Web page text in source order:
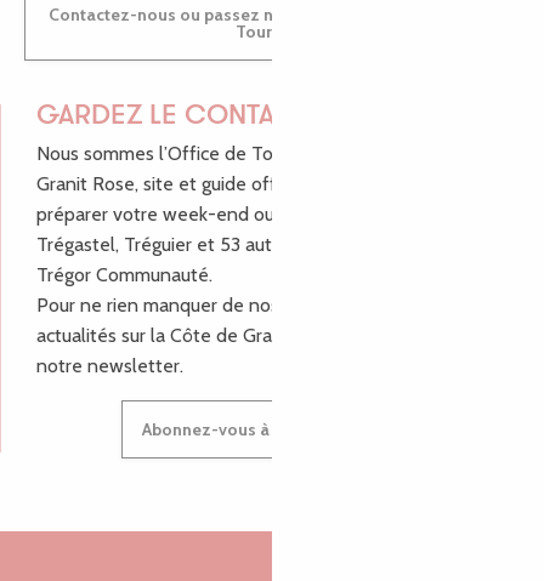
Contactez-nous ou passez nous voir dans nos Offices de
Tourisme
GARDEZ LE CONTACT !
Nous sommes l’Office de Tourisme Bretagne - Côte de
Granit Rose, site et guide officiel pour vous aider à
préparer votre week-end ou vos vacances à Lannion,
Trégastel, Tréguier et 53 autres communes de Lannion-
Trégor Communauté.
Pour ne rien manquer de nos bons plans et nos
actualités sur la Côte de Granit Rose, inscrivez-vous à
notre newsletter.
Abonnez-vous à notre newsletter